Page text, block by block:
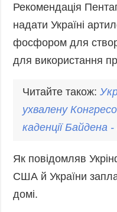
Рекомендація
надати Україні
фосфором для
для використання
Читайте також:
ухвалену
каденції Байдена -
Як повідомляв
США й України
домі.